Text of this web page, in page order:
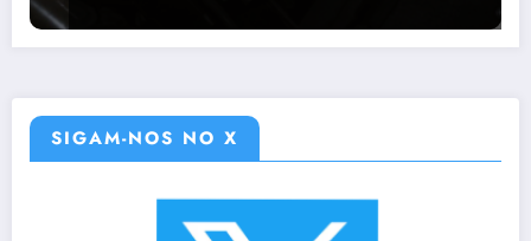
SIGAM-NOS NO X